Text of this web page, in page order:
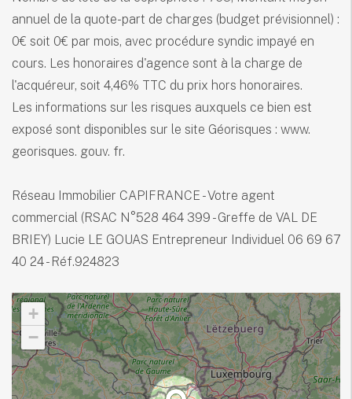
+
−
annuel de la quote-part de charges (budget prévisionnel) :
0€ soit 0€ par mois, avec procédure syndic impayé en
cours. Les honoraires d'agence sont à la charge de
l'acquéreur, soit 4,46% TTC du prix hors honoraires.
Les informations sur les risques auxquels ce bien est
exposé sont disponibles sur le site Géorisques : www.
georisques. gouv. fr.
Réseau Immobilier CAPIFRANCE - Votre agent
commercial (RSAC N°528 464 399 - Greffe de VAL DE
BRIEY) Lucie LE GOUAS Entrepreneur Individuel 06 69 67
40 24 - Réf.924823